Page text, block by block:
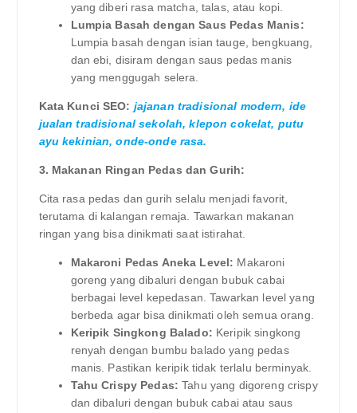
yang diberi rasa matcha, talas, atau kopi.
Lumpia Basah dengan Saus Pedas Manis:
Lumpia basah dengan isian tauge, bengkuang,
dan ebi, disiram dengan saus pedas manis
yang menggugah selera.
Kata Kunci SEO: jajanan tradisional modern, ide
jualan tradisional sekolah, klepon cokelat, putu
ayu kekinian, onde-onde rasa.
3. Makanan Ringan Pedas dan Gurih:
Cita rasa pedas dan gurih selalu menjadi favorit,
terutama di kalangan remaja. Tawarkan makanan
ringan yang bisa dinikmati saat istirahat.
Makaroni Pedas Aneka Level: Makaroni
goreng yang dibaluri dengan bubuk cabai
berbagai level kepedasan. Tawarkan level yang
berbeda agar bisa dinikmati oleh semua orang.
Keripik Singkong Balado: Keripik singkong
renyah dengan bumbu balado yang pedas
manis. Pastikan keripik tidak terlalu berminyak.
Tahu Crispy Pedas: Tahu yang digoreng crispy
dan dibaluri dengan bubuk cabai atau saus